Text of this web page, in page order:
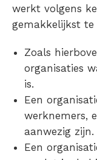
werkt volgens
gemakkelijkst
Zoals
organisaties
is.
Een
werknemers,
aanwezig zijn.
Een